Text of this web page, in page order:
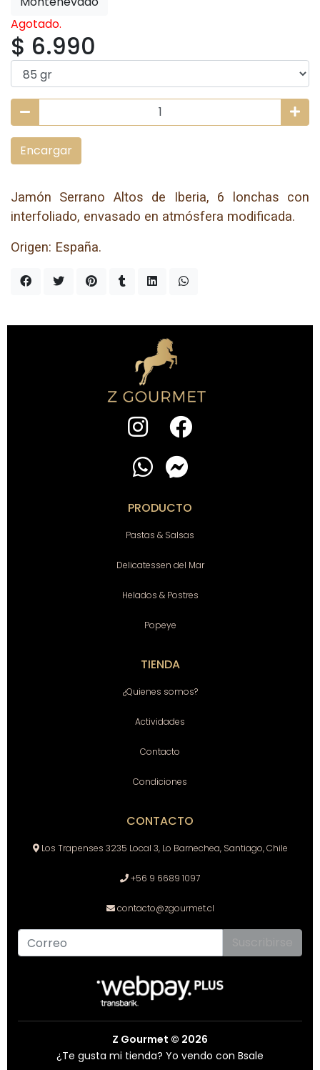
Agotado.
$ 6.990
Encargar
Jamón Serrano Altos de Iberia, 6 lonchas con
interfoliado, envasado en atmósfera modificada.
Origen: España.
PRODUCTO
Pastas & Salsas
Delicatessen del Mar
Helados & Postres
Popeye
TIENDA
¿Quienes somos?
Actividades
Contacto
Condiciones
CONTACTO
Los Trapenses 3235 Local 3, Lo Barnechea, Santiago, Chile
+56 9 6689 1097
contacto@zgourmet.cl
Z Gourmet © 2026
¿Te gusta mi tienda? Yo vendo con Bsale